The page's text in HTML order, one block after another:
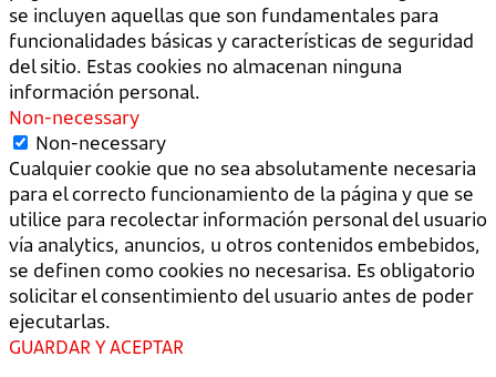
se incluyen aquellas que son fundamentales para
funcionalidades básicas y características de seguridad
del sitio. Estas cookies no almacenan ninguna
información personal.
Non-necessary
Non-necessary
Cualquier cookie que no sea absolutamente necesaria
para el correcto funcionamiento de la página y que se
utilice para recolectar información personal del usuario
vía analytics, anuncios, u otros contenidos embebidos,
se definen como cookies no necesarisa. Es obligatorio
solicitar el consentimiento del usuario antes de poder
ejecutarlas.
GUARDAR Y ACEPTAR